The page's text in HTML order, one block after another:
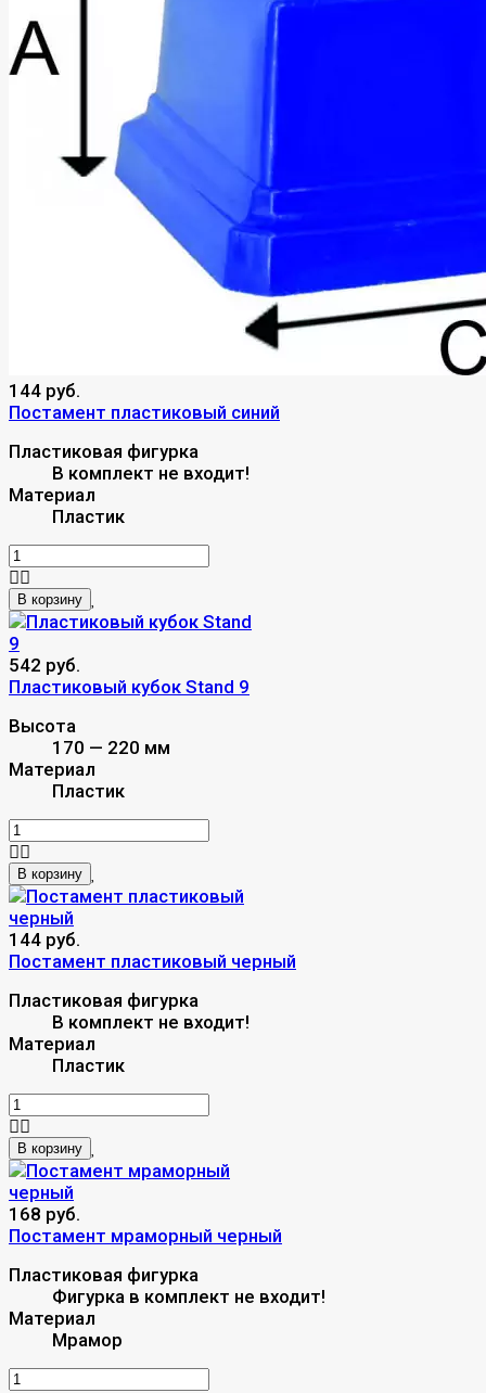
144 руб.
Постамент пластиковый синий
Пластиковая фигурка
В комплект не входит!
Материал
Пластик
В корзину
542 руб.
Пластиковый кубок Stand 9
Высота
170 — 220 мм
Материал
Пластик
В корзину
144 руб.
Постамент пластиковый черный
Пластиковая фигурка
В комплект не входит!
Материал
Пластик
В корзину
168 руб.
Постамент мраморный черный
Пластиковая фигурка
Фигурка в комплект не входит!
Материал
Мрамор